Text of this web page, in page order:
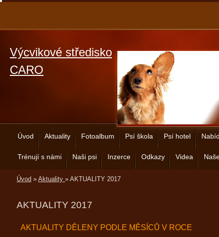
Výcvikové středisko
CARO
Úvod Aktuality Fotoalbum Psí škola Psí hotel
Trénují s námi Naši psi Inzerce Odkazy Videa
Úvod » Aktuality » AKTUALITY 2017
AKTUALITY 2017
AKTUALITY DĚLENY PODLE MĚSÍCŮ V ROCE